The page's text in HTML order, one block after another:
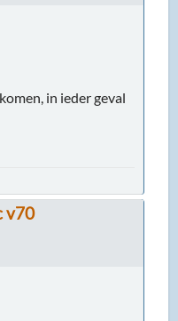
in ieder geval
v70